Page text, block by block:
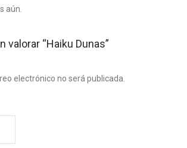
aún.
valorar “Haiku Dunas”
electrónico no será publicada.